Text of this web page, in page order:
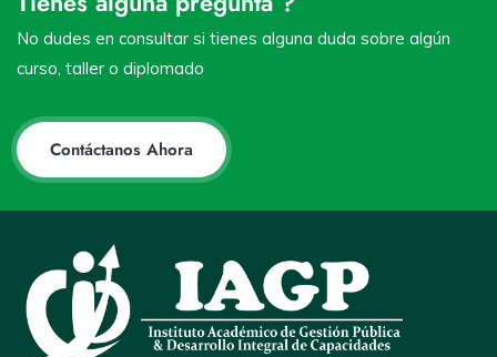
No dudes en consultar si tienes alguna duda sobre algún
curso, taller o diplomado
Contáctanos Ahora